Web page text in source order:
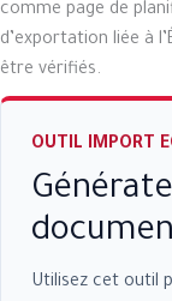
comme page de
d’exportation liée à
être vérifiés.
OUTIL IMPORT
Utilisez cet outil